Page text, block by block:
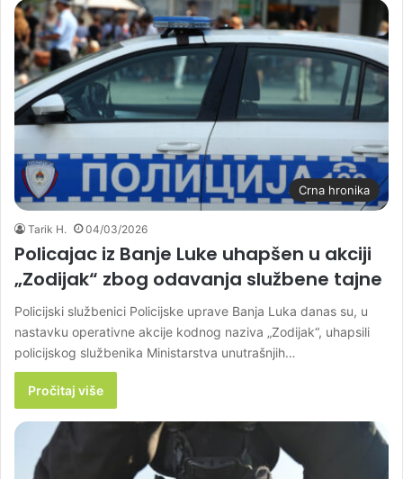
Crna hronika
Tarik H. 04/03/2026
Policajac iz Banje Luke uhapšen u akciji
„Zodijak“ zbog odavanja službene tajne
Policijski službenici Policijske uprave Banja Luka danas su, u
nastavku operativne akcije kodnog naziva „Zodijak“, uhapsili
policijskog službenika Ministarstva unutrašnjih…
Pročitaj više